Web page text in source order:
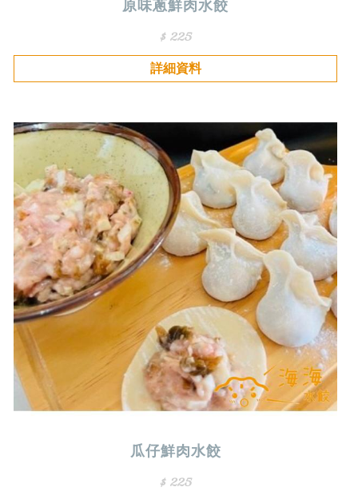
原味蔥鮮肉水餃
$ 225
詳細資料
瓜仔鮮肉水餃
$ 225